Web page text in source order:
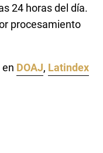
24 horas del día.
procesamiento
DOAJ, Latindex